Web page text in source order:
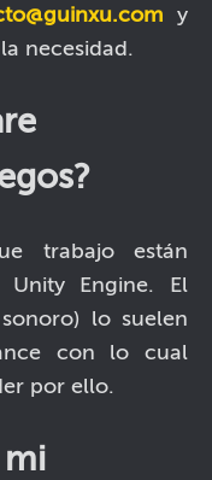
y
necesidad.
trabajo están
Engine. El
lo suelen
con lo cual
por ello.